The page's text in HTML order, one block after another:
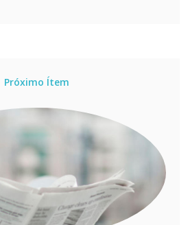
Próximo Ítem